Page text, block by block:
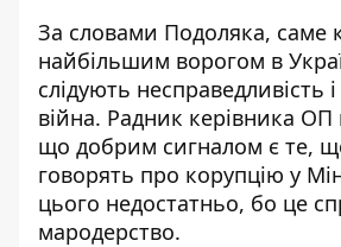
За словами Подоляка, саме
найбільшим ворогом в
слідують несправедливість
війна. Радник керівника
що добрим сигналом є те,
говорять про корупцію у
цього недостатньо, бо це
мародерство.